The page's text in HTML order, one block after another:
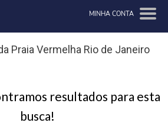
MINHA CONTA
Praia Vermelha Rio de Janeiro
resultados para esta
busca!